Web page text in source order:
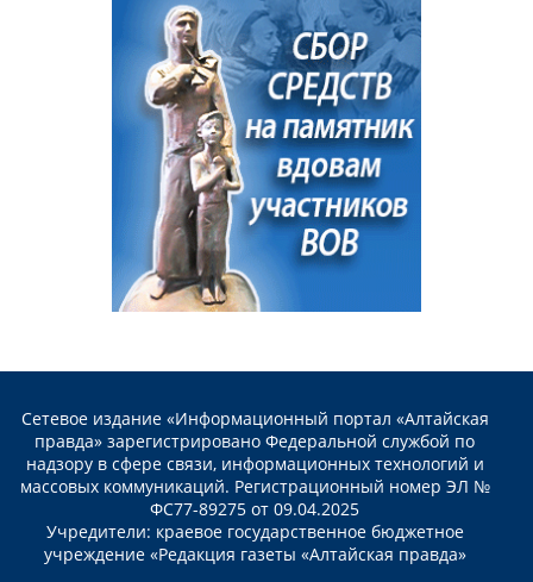
Сетевое издание «Информационный портал «Алтайская
правда» зарегистрировано Федеральной службой по
надзору в сфере связи, информационных технологий и
массовых коммуникаций. Регистрационный номер ЭЛ №
ФС77-89275 от 09.04.2025
Учредители: краевое государственное бюджетное
учреждение «Редакция газеты «Алтайская правда»